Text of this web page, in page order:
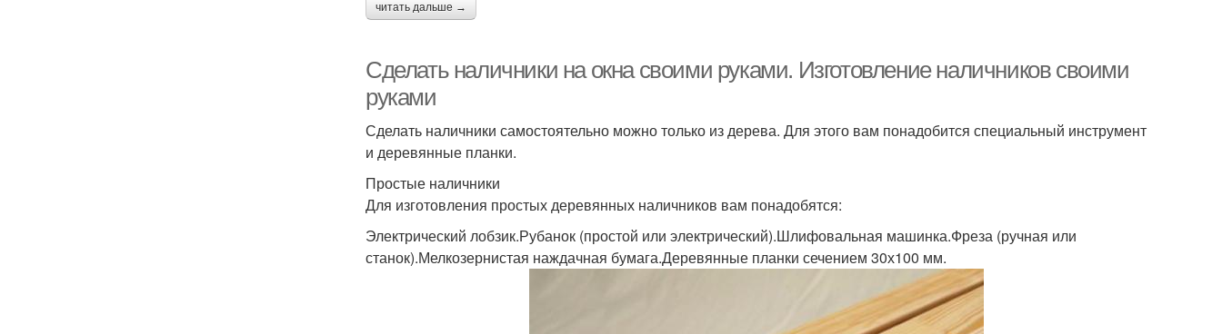
читать дальше →
Сделать наличники на окна своими руками. Изготовление наличников своими
руками
Сделать наличники самостоятельно можно только из дерева. Для этого вам понадобится специальный инструмент
и деревянные планки.
Простые наличники
Для изготовления простых деревянных наличников вам понадобятся:
Электрический лобзик.Рубанок (простой или электрический).Шлифовальная машинка.Фреза (ручная или
станок).Мелкозернистая наждачная бумага.Деревянные планки сечением 30х100 мм.